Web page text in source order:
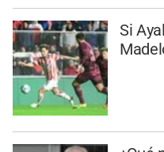
Si